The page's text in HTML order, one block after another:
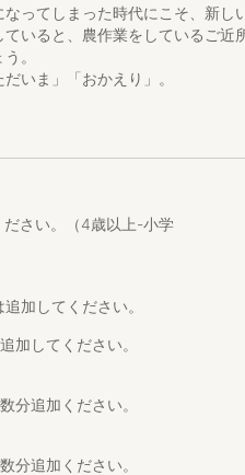
ってしまった時代にこそ、新し
いると、農作業をしているご近
。
いま」「おかえり」。
郷になりますように。
、十日町に生きる人の生活を感
HOME(＝コメ ホーム)と名付け
、新潟県十日町市にある築70年
たっぷりの自然をぜひお楽しみく
さい。（4歳以上-小学
加してください。
加してください。
分追加ください。
分追加ください。